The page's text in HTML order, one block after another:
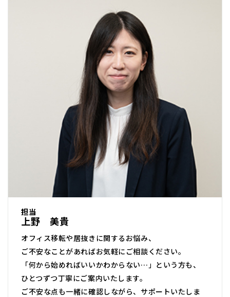
担当
上野 美貴
オフィス移転や居抜きに関するお悩み、
ご不安なことがあればお気軽にご相談ください。
「何から始めればいいかわからない…」という方も、
ひとつずつ丁寧にご案内いたします。
ご不安な点も一緒に確認しながら、サポートいたしま